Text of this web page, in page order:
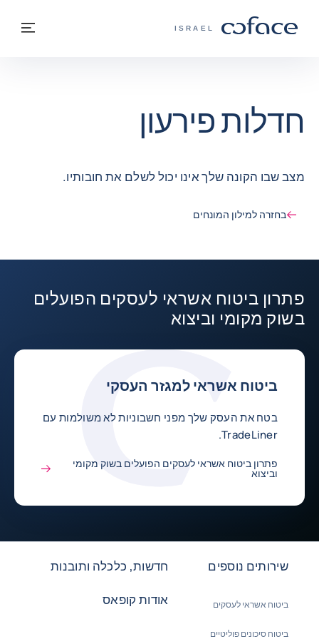
COFACE - אתר הקבוצה
ISRAEL
בחזרה לעמוד הבית
חדלות פירעון
מצב שבו הקונה שלך אינו יכול לשלם את חובותיו.
בחזרה למילון המונחים
פתרון ביטוח אשראי לעסקים הפועלים
בשוק מקומי וביצוא
ביטוח אשראי למגזר העסקי
בטח את העסק שלך מפני חשבוניות לא משולמות עם
TradeLiner.
פתרון ביטוח אשראי לעסקים הפועלים בשוק מקומי
וביצוא
שירותים נוספים
ביטוח אשראי לעסקים
ביטוח סיכונים פוליטיים
חדשות, כלכלה ותובנות
אודות קופאס